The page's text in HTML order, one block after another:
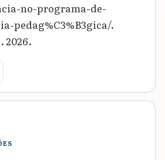
no-programa-de-
pedag%C3%B3gica/.
2026.